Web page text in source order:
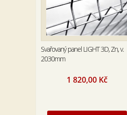
Svařovaný panel LIGHT 3D, Zn, v.
2030mm
1 820,00 Kč